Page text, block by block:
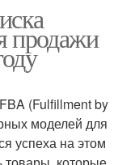
продажи
(Fulfillment by
моделей для
успеха на этом